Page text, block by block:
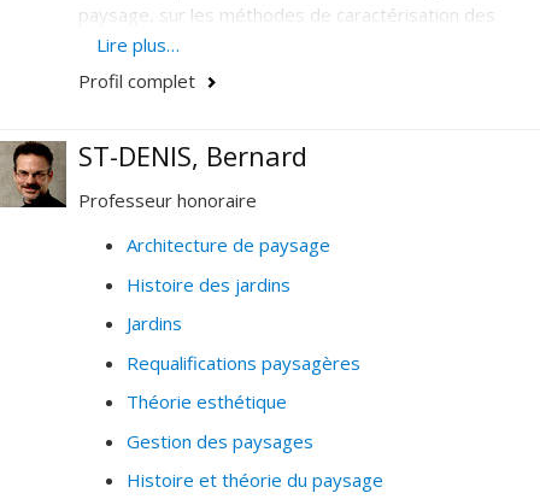
paysage, sur les méthodes de caractérisation des
paysages et sur les relations agriculture et paysage,
et, forêt et paysage.
Lire plus…
Profil complet
ST-DENIS, Bernard
Professeur honoraire
Architecture de paysage
Histoire des jardins
Jardins
Requalifications paysagères
Théorie esthétique
Gestion des paysages
Histoire et théorie du paysage